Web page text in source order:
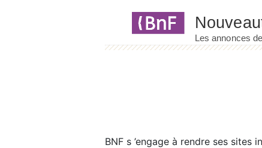
BNF s ’engage à rendre ses